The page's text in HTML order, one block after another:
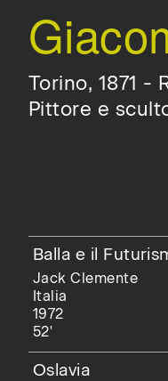
Torino, 1871 -
Pittore e
Balla e il
Jack Clemente
Italia
1972
52'
Oslavia